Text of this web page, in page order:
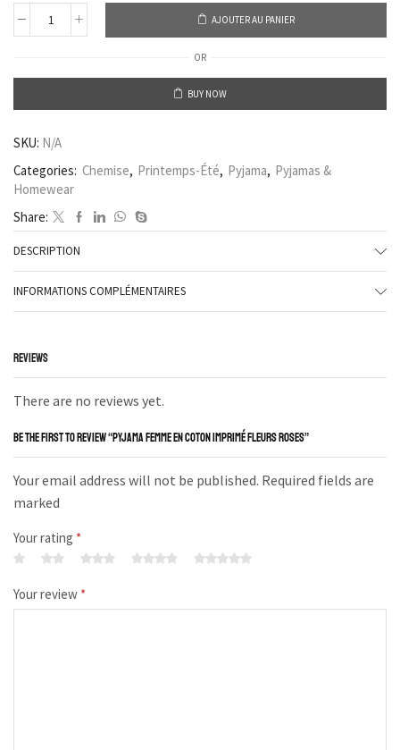
AJOUTER AU PANIER
OR
BUY NOW
SKU: N/A
Categories: Chemise, Printemps-Été, Pyjama, Pyjamas &
Homewear
Share:
DESCRIPTION
INFORMATIONS COMPLÉMENTAIRES
REVIEWS
There are no reviews yet.
BE THE FIRST TO REVIEW “PYJAMA FEMME EN COTON IMPRIMÉ FLEURS ROSES”
Your email address will not be published. Required fields are
marked
Your rating *
Your review *